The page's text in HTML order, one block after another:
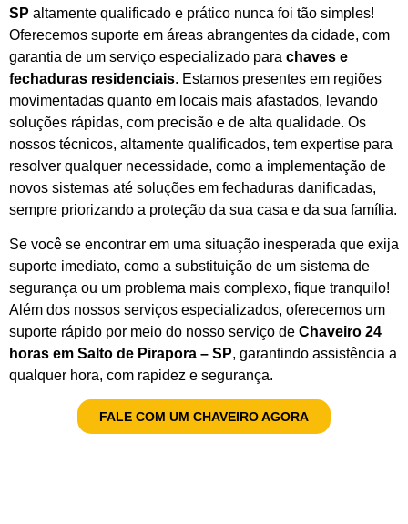
SP altamente qualificado e prático nunca foi tão simples!
Oferecemos suporte em áreas abrangentes da cidade, com
garantia de um serviço especializado para chaves e
fechaduras residenciais. Estamos presentes em regiões
movimentadas quanto em locais mais afastados, levando
soluções rápidas, com precisão e de alta qualidade. Os
nossos técnicos, altamente qualificados, tem expertise para
resolver qualquer necessidade, como a implementação de
novos sistemas até soluções em fechaduras danificadas,
sempre priorizando a proteção da sua casa e da sua família.
Se você se encontrar em uma situação inesperada que exija
suporte imediato, como a substituição de um sistema de
segurança ou um problema mais complexo, fique tranquilo!
Além dos nossos serviços especializados, oferecemos um
suporte rápido por meio do nosso serviço de Chaveiro 24
horas em Salto de Pirapora – SP, garantindo assistência a
qualquer hora, com rapidez e segurança.
FALE COM UM CHAVEIRO AGORA